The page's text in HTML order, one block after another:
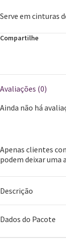
Serve em cinturas
Compartilhe
Avaliações (0)
Ainda não há
Apenas clientes
podem deixar uma
Descrição
Dados do Pacote